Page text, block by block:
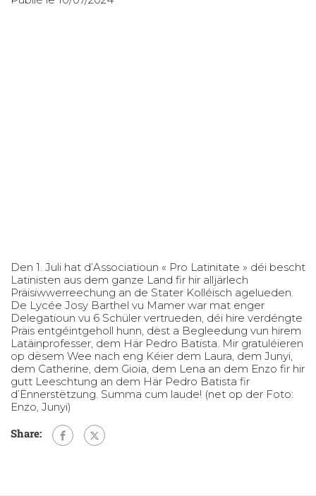
Den 1. Juli hat d’Associatioun « Pro Latinitate » déi bescht
Latinisten aus dem ganze Land fir hir alljärlech
Präisiwwerreechung an de Stater Kolléisch agelueden.
De Lycée Josy Barthel vu Mamer war mat enger
Delegatioun vu 6 Schüler vertrueden, déi hire verdéngte
Präis entgéintgeholl hunn, dëst a Begleedung vun hirem
Latäinprofesser, dem Här Pedro Batista. Mir gratuléieren
op dësem Wee nach eng Kéier dem Laura, dem Junyi,
dem Catherine, dem Gioia, dem Lena an dem Enzo fir hir
gutt Leeschtung an dem Här Pedro Batista fir
d’Ënnerstëtzung. Summa cum laude! (net op der Foto:
Enzo, Junyi)
Share: